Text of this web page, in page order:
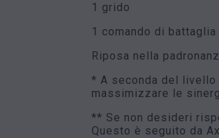
1 grido
1 comando di battaglia
Riposa nella
* A seconda del livello
massimizzare le
** Se non desideri
Questo è seguito da